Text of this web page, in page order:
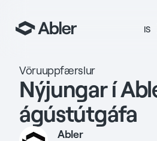
IS
Vöruuppfærslur
Nýjungar í
ágústútgáfa
Abler